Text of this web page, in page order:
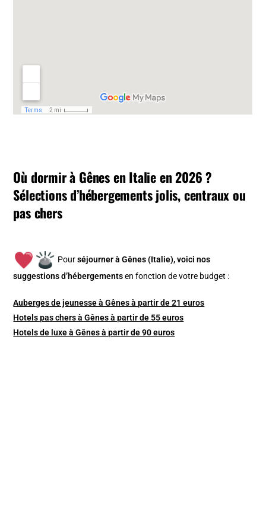
Où dormir à Gênes en Italie en 2026 ?
Sélections d’hébergements jolis, centraux ou
pas chers
Pourséjourner à Gênes (Italie), voici nos
suggestions d’hébergements en fonction de votre budget :
Auberges de jeunesse à Gênes à partir de 21 euros
Hotels pas chers à Gênes à partir de 55 euros
Hotels de luxe à Gênes à partir de 90 euros